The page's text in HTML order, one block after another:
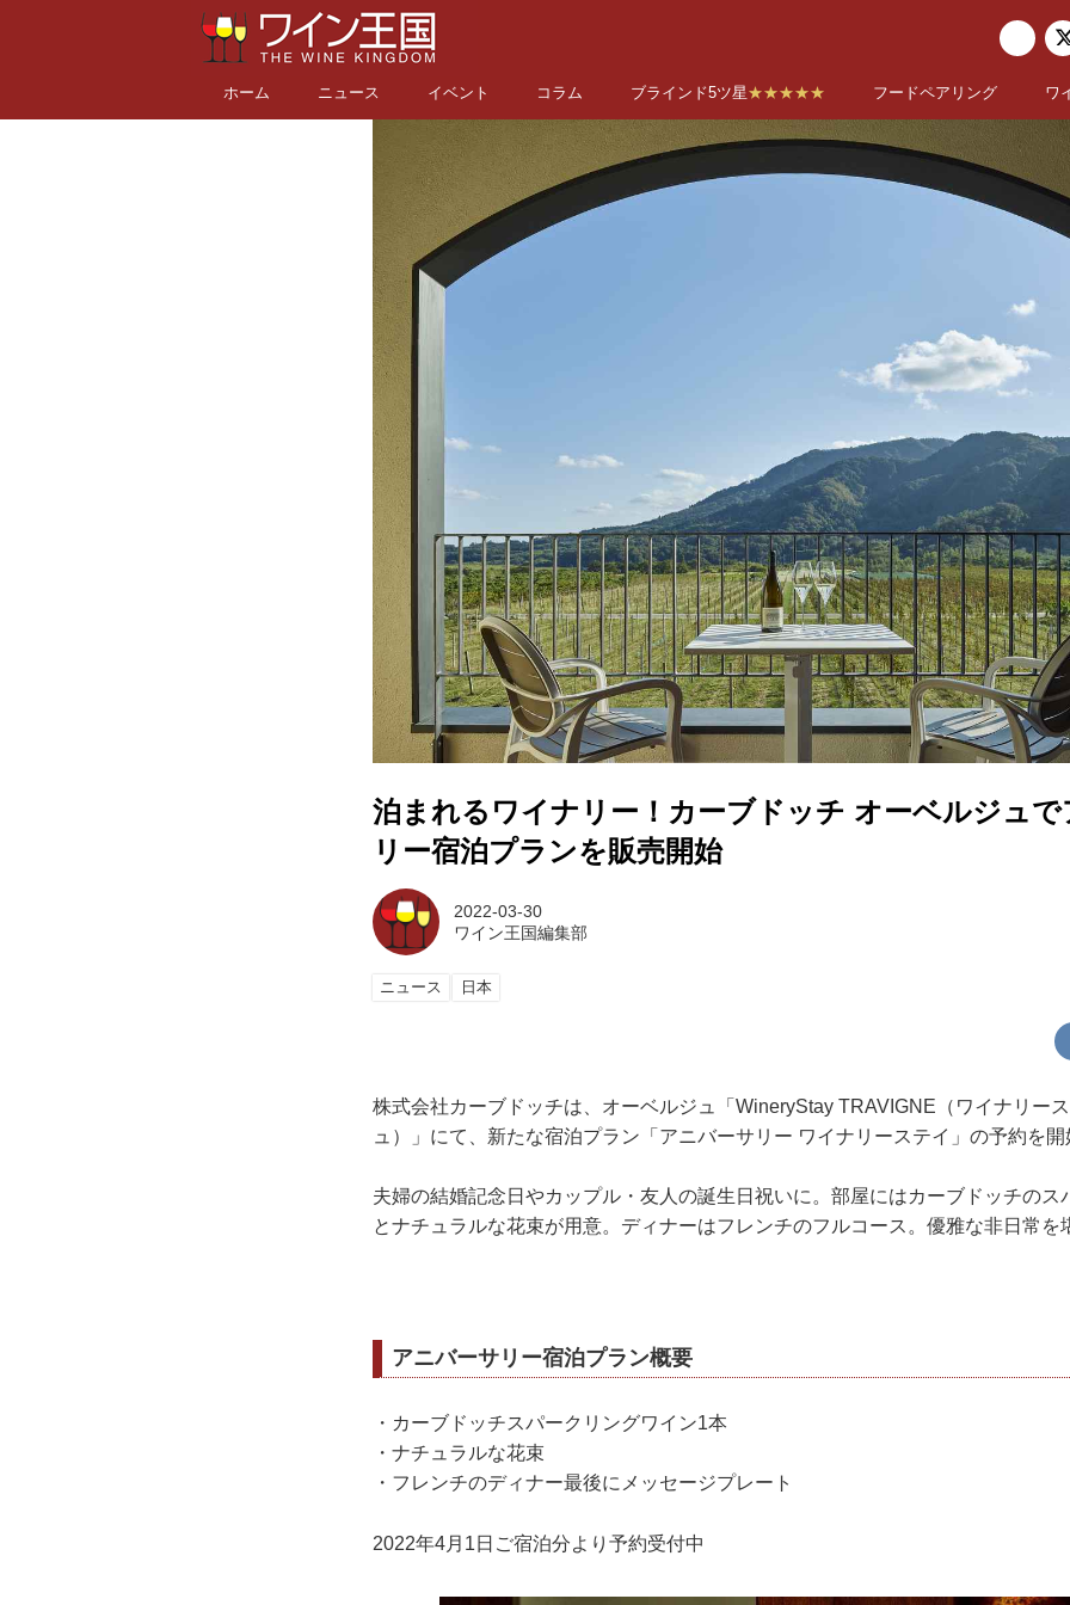
ホーム ニュース イベント コラム ブラインド5ツ星★★★★★ フードペアリング ワ
泊まれるワイナリー！カーブドッチ オーベルジュ
リー宿泊プランを販売開始
2022-03-30
ワイン王国編集部
ニュース 日本
株式会社カーブドッチは、オーベルジュ「WineryStay TRAVIGNE（ワイナリー
ュ）」にて、新たな宿泊プラン「アニバーサリー ワイナリーステイ」の予約を
夫婦の結婚記念日やカップル・友人の誕生日祝いに。部屋にはカーブドッチのス
とナチュラルな花束が用意。ディナーはフレンチのフルコース。優雅な非日常を
アニバーサリー宿泊プラン概要
・カーブドッチスパークリングワイン1本
・ナチュラルな花束
・フレンチのディナー最後にメッセージプレート
2022年4月1日ご宿泊分より予約受付中